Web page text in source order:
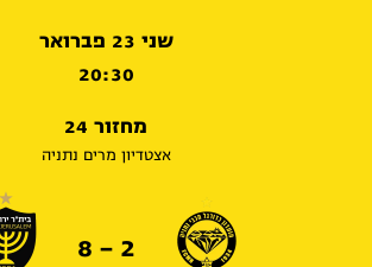
שני 23 פברואר
20:30
מחזור 24
אצטדיון מרים נתניה
2 - 8